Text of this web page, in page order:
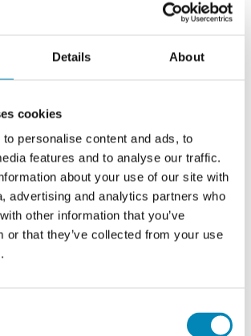
Details About
cookies
personalise content and ads, to
features and to analyse our traffic.
about your use of our site with
advertising and analytics partners who
other information that you’ve
or that they’ve collected from your use
alle situationer, hvor det er mere behageligt at
da den bygges af flere
sammensættes af korpus i størrelserne 40, 50, 60
er med 60 cm moduler.
også bruges andre steder end i entréen - de
kombinationen af hvordan bænken skal
kun fantasien sætter grænser. Bænken kan også
eller måske på et krea-værelse, da de dybe
for meget opbevaring.